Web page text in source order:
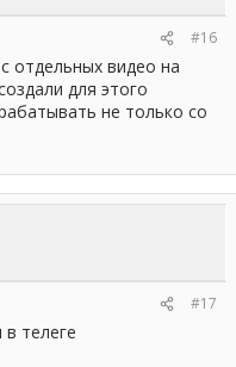
#16
отдельных видео на
для этого
не только со
#17
телеге